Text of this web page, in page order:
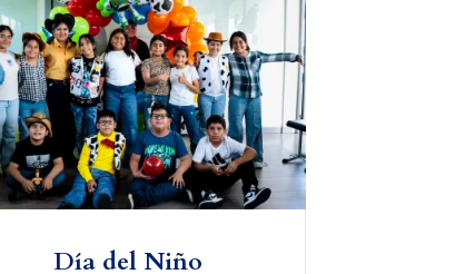
Día del Niño